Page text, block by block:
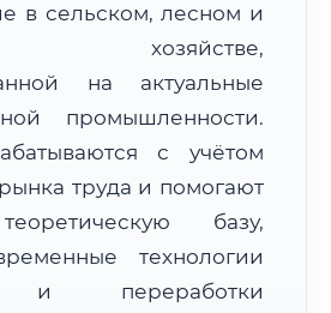
/ Почтой:4–6 рабочих дней
для увеличения и просмотра
в сельском, лесном и
хозяйстве,
на актуальные
промышленности.
с учётом
труда и помогают
базу,
технологии
и переработки